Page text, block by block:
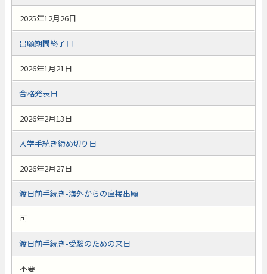
2025年12月26日
出願期間終了日
2026年1月21日
合格発表日
2026年2月13日
入学手続き締め切り日
2026年2月27日
渡日前手続き-海外からの直接出願
可
渡日前手続き-受験のための来日
不要